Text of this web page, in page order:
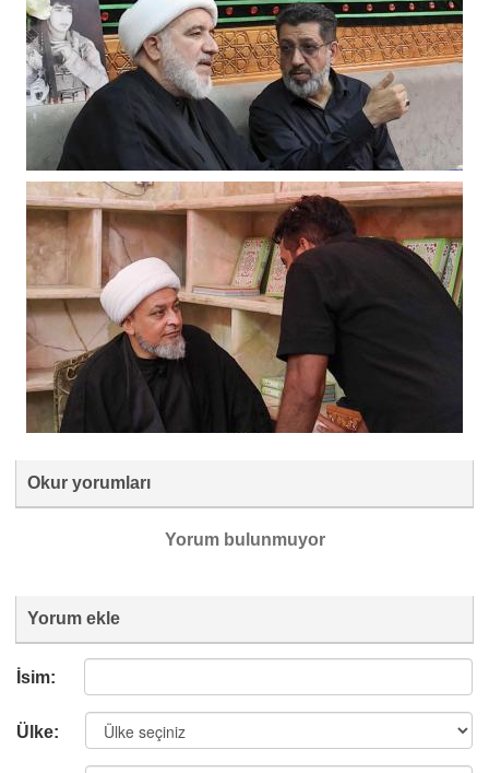
Okur yorumları
Yorum bulunmuyor
Yorum ekle
İsim:
Ülke: